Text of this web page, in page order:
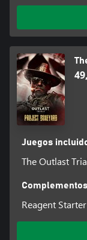
Juegos
The Outlast
Reagent